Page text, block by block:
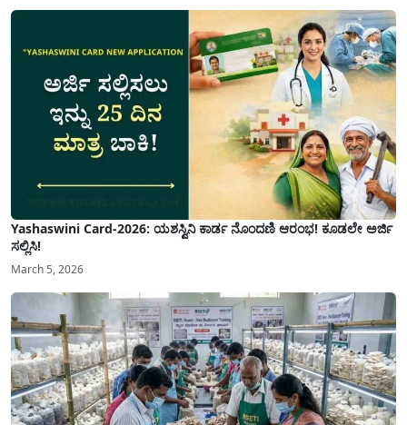
Yashaswini Card-2026: ಯಶಸ್ವಿನಿ ಕಾರ್ಡ ನೊಂದಣಿ ಆರಂಭ! ಕೂಡಲೇ ಅರ್ಜಿ
ಸಲ್ಲಿಸಿ!
March 5, 2026